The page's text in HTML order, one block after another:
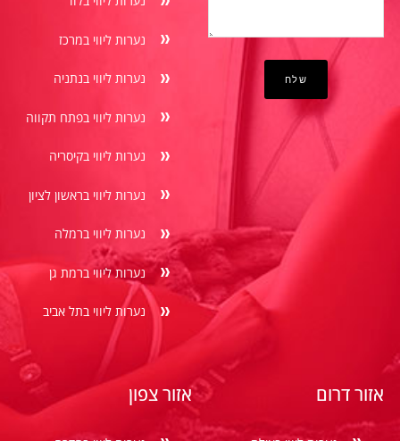
נערות ליווי במרכז
נערות ליווי בנתניה
נערות ליווי בפתח תקווה
נערות ליווי בקיסריה
נערות ליווי בראשון לציון
נערות ליווי ברמלה
נערות ליווי ברמת גן
נערות ליווי בתל אביב
אזור דרום אזור צפון